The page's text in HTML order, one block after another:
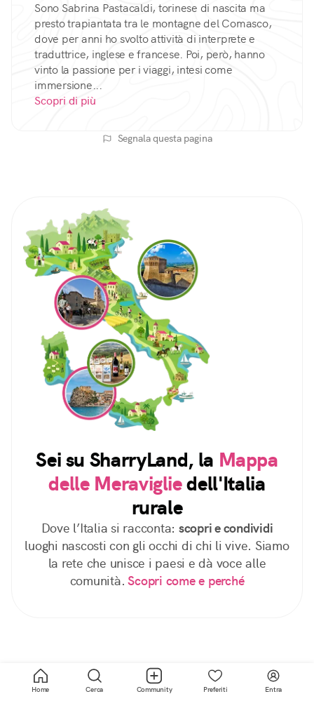
Sono Sabrina Pastacaldi, torinese di nascita ma
presto trapiantata tra le montagne del Comasco,
dove per anni ho svolto attività di interprete e
traduttrice, inglese e francese. Poi, però, hanno
vinto la passione per i viaggi, intesi come
immersione...
Scopri di più
Segnala questa pagina
Sei su SharryLand, la Mappa
delle Meravigliedell'Italia
rurale
Dove l’Italia si racconta: scopri e condividi
luoghi nascosti con gli occhi di chi li vive. Siamo
la rete che unisce i paesi e dà voce alle
comunità. Scopri come e perché
Home Cerca Community Preferiti Entra